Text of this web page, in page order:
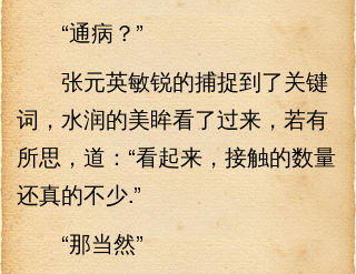
“通病？”
张元英敏锐的捕捉到了关键
词，水润的美眸看了过来，若有
所思，道：“看起来，接触的数量
还真的不少.”
“那当然”